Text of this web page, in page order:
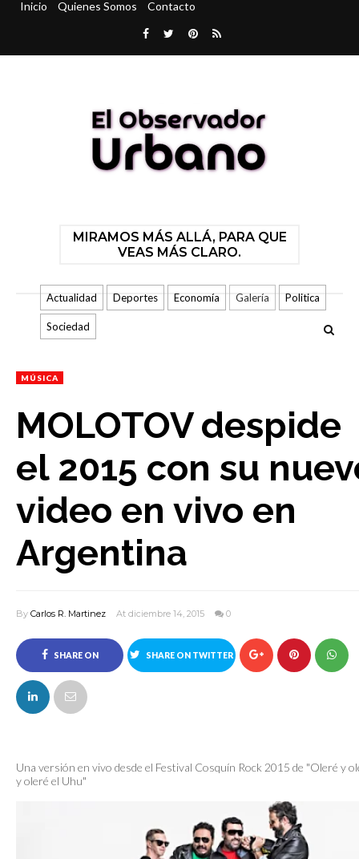
Inicio Quienes Somos Contacto
MIRAMOS MÁS ALLÁ, PARA QUE
VEAS MÁS CLARO.
Actualidad Deportes Economía Galería Politica
Sociedad
MÚSICA
MOLOTOV despide
el 2015 con su
video en vivo en
Argentina
By Carlos R. Martinez At diciembre 14, 2015 0
SHARE ON
FACEBOOK
SHARE ON TWITTER
Una versión en vivo desde el Festival Cosquín Rock 2015 de "Oleré y
y oleré el Uhu"